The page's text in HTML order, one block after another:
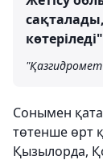
Сонымен
төтенше өрт
Қызылорда,